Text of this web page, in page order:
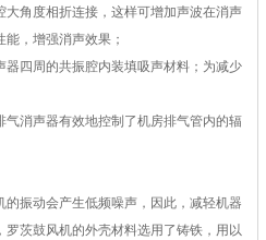
度相折连接，这样可增加声波在消声
，增强消声效果；
周的共振腔内装填吸声材料；为减少
消声器有效地控制了机房排气管内的辐
振动会产生低频噪声，因此，减轻机器
茨鼓风机的外壳材料选用了铸铁，用以